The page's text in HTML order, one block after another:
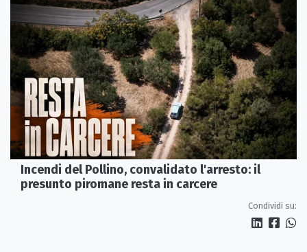
Incendi del Pollino, convalidato l'arresto: il
presunto piromane resta in carcere
Condividi su: